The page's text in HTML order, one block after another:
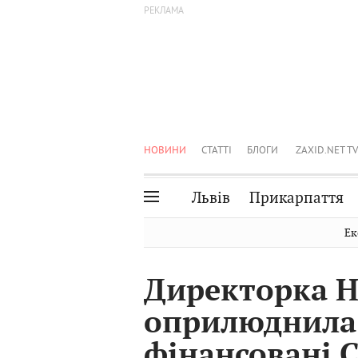
НОВИНИ СТАТТІ БЛОГИ ZAXID.NET TV
Львів Прикарпаття
Волинь
Чернівці
Директорка
оприлюднила